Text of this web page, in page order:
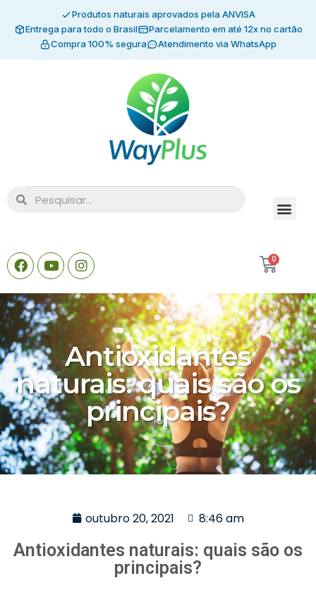
Produtos naturais aprovados pela ANVISA
Entrega para todo o Brasil
Parcelamento em até 12x no cartão
Compra 100% segura
Atendimento via WhatsApp
0
Antioxidantes
naturais: quais são os
principais?
outubro 20, 2021 8:46 am
Antioxidantes naturais: quais são os
principais?